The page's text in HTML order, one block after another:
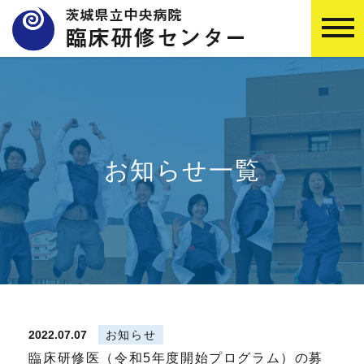
お知らせ一覧
2022.07.07 お知らせ
臨床研修医（令和5年度開始プログラム）の募